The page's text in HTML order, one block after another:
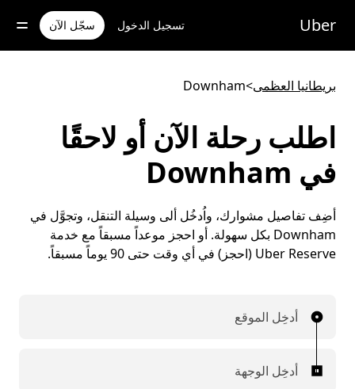
للوصول
المحتوى
Uber تسجيل الدخول سجّل الآن
بريطانيا العظمى>
Downham
اطلب رحلة الآن أو لاحقًا
في Downham
أضِف تفاصيل مشوارك، واُدخُل ألى وسيلة التنقل، وتجوَّل في
Downham بكل سهولة. أو احجز موعداً مسبقاً مع خدمة
Uber Reserve (احجز) في أي وقت حتى 90 يوماً مسبقاً.
أدخِل الموقع
أدخِل الوجهة